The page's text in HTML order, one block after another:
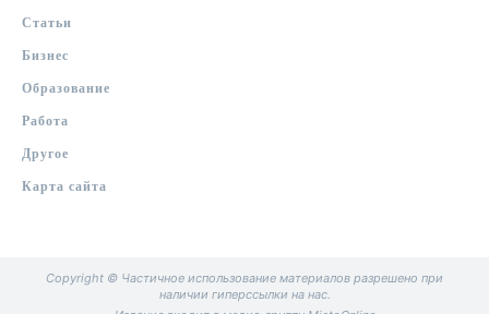
Статьи
Бизнес
Образование
Работа
Другое
Карта сайта
Copyright © Частичное использование материалов разрешено при
наличии гиперссылки на нас.